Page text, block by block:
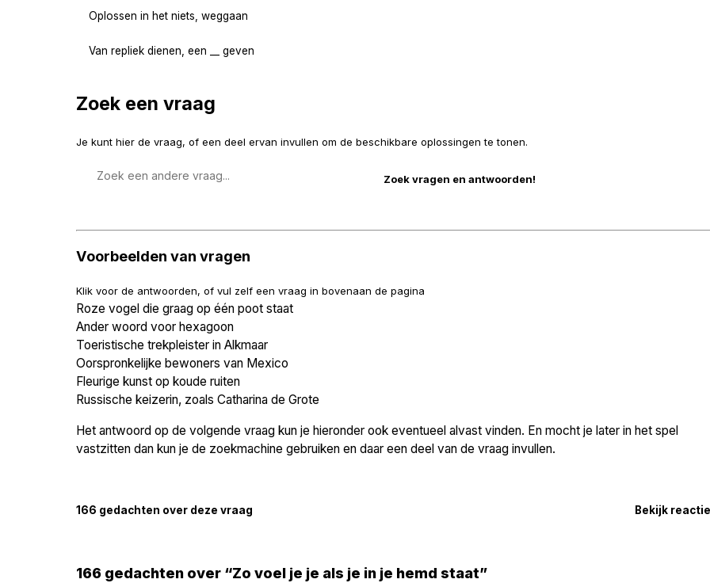
Oplossen in het niets, weggaan
Van repliek dienen, een __ geven
Zoek een vraag
Je kunt hier de vraag, of een deel ervan invullen om de beschikbare oplossingen te tonen.
Voorbeelden van vragen
Klik voor de antwoorden, of vul zelf een vraag in bovenaan de pagina
Roze vogel die graag op één poot staat
Ander woord voor hexagoon
Toeristische trekpleister in Alkmaar
Oorspronkelijke bewoners van Mexico
Fleurige kunst op koude ruiten
Russische keizerin, zoals Catharina de Grote
Het antwoord op de volgende vraag kun je hieronder ook eventueel alvast vinden. En mocht je later in het spel
vastzitten dan kun je de zoekmachine gebruiken en daar een deel van de vraag invullen.
166 gedachten over deze vraag Bekijk
166 gedachten over “Zo voel je je als je in je hemd staat”